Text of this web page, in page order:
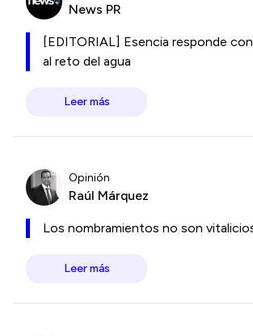
News PR
[EDITORIAL] Esencia responde
al reto del agua
Leer más
Opinión
Raúl Márquez
Los nombramientos no son
Leer más